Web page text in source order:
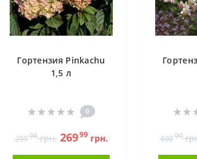
Гортензия Pinkachu
1,5 л
0
29999грн. 26999грн. 69999